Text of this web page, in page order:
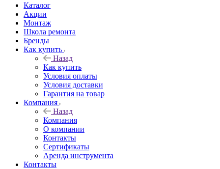
Каталог
Акции
Монтаж
Школа ремонта
Бренды
Как купить
Назад
Как купить
Условия оплаты
Условия доставки
Гарантия на товар
Компания
Назад
Компания
О компании
Контакты
Сертификаты
Аренда инструмента
Контакты